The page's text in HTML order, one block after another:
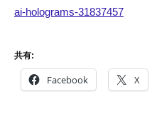
ai-holograms-31837457
共有:
Facebook X